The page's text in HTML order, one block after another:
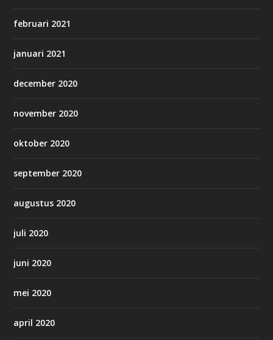
februari 2021
januari 2021
december 2020
november 2020
oktober 2020
september 2020
augustus 2020
juli 2020
juni 2020
mei 2020
april 2020